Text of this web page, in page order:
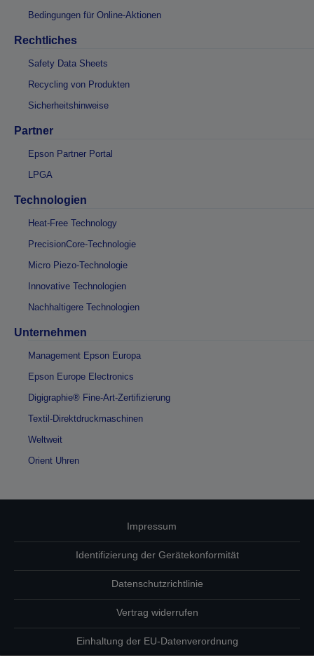
Bedingungen für Online-Aktionen
Rechtliches
Safety Data Sheets
Recycling von Produkten
Sicherheitshinweise
Partner
Epson Partner Portal
LPGA
Technologien
Heat-Free Technology
PrecisionCore-Technologie
Micro Piezo-Technologie
Innovative Technologien
Nachhaltigere Technologien
Unternehmen
Management Epson Europa
Epson Europe Electronics
Digigraphie® Fine-Art-Zertifizierung
Textil-Direktdruckmaschinen
Weltweit
Orient Uhren
Impressum
Identifizierung der Gerätekonformität
Datenschutzrichtlinie
Vertrag widerrufen
Einhaltung der EU-Datenverordnung